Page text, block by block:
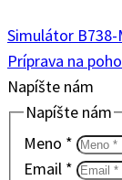
Simulátor B738-
Príprava na
Napíšte nám
Napíšte nám
Meno *
Email *